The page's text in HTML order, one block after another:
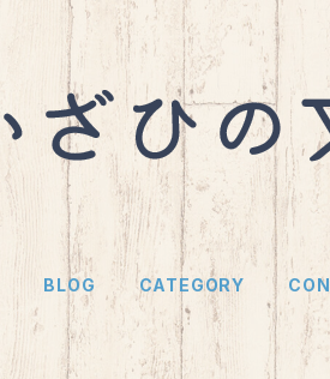
BLOG CATEGORY